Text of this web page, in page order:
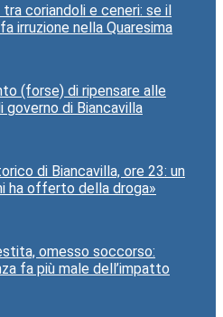
tra coriandoli e ceneri: se il
irruzione nella Quaresima
(forse) di ripensare alle
governo di Biancavilla
di Biancavilla, ore 23: un
ha offerto della droga»
omesso soccorso:
fa più male dell’impatto